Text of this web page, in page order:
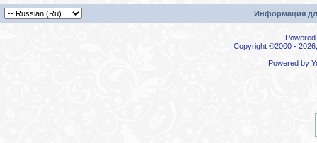
Информация
Copyright ©2000 -
Powered by